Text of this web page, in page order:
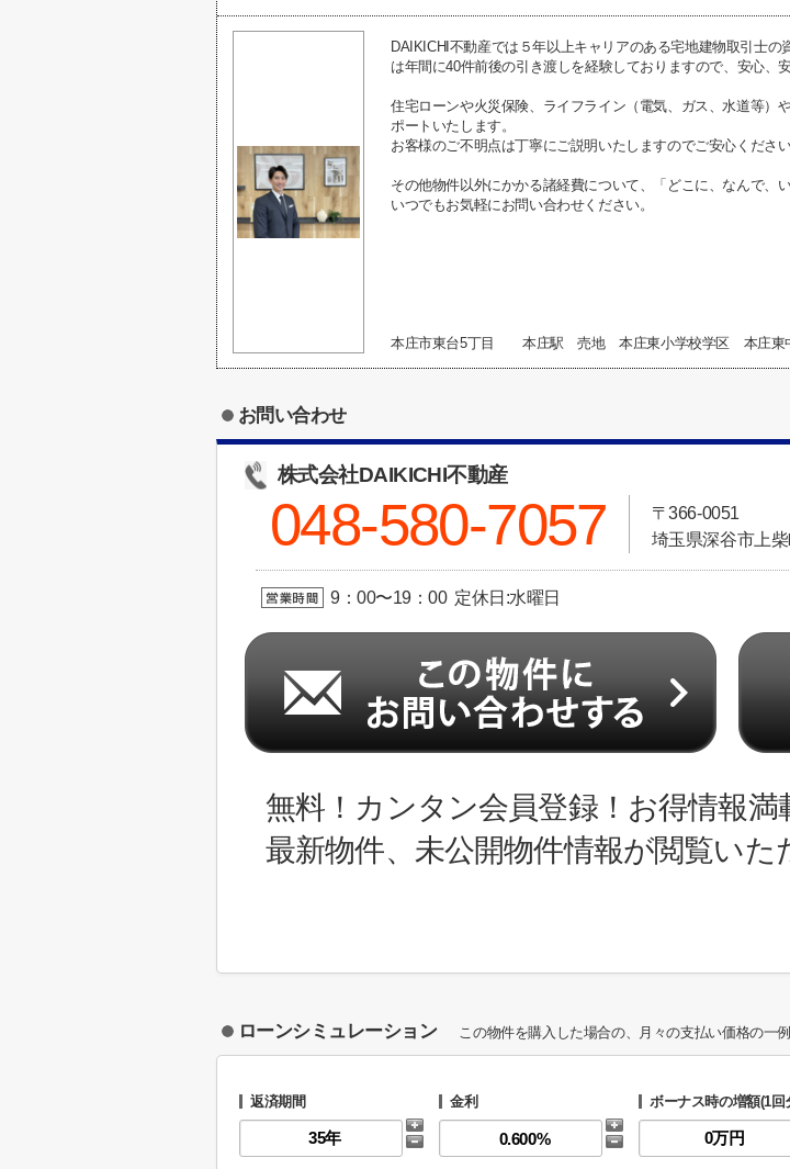
DAIKICHI不動産では５年以上キャリアのある宅地建物取引士
は年間に40件前後の引き渡しを経験しておりますので、安心、
住宅ローンや火災保険、ライフライン（電気、ガス、水道等）
ポートいたします。
お客様のご不明点は丁寧にご説明いたしますのでご安心ください
その他物件以外にかかる諸経費について、「どこに、なんで、
いつでもお気軽にお問い合わせください。
本庄市東台5丁目 本庄駅 売地 本庄東小学校学区 本庄東
お問い合わせ
株式会社DAIKICHI不動産
048-580-7057
〒366-0051
埼玉県深谷市上
9：00〜19：00 定休日:水曜日
無料！カンタン会員登録！お得情報満
最新物件、未公開物件情報が閲覧いた
ローンシミュレーション この物件を購入した場合の、月々の支払い価格の一
返済期間 金利 ボーナス時の増額(1回